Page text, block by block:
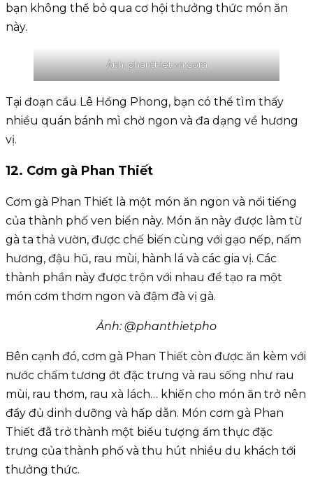
bạn không thể bỏ qua cơ hội thưởng thức món ăn
này.
Ảnh: phanthiet.vn.com
Tại đoạn cầu Lê Hồng Phong, bạn có thể tìm thấy
nhiều quán bánh mì chờ ngon và đa dạng về hương
vị.
12. Cơm gà Phan Thiết
Cơm gà Phan Thiết là một món ăn ngon và nổi tiếng
của thành phố ven biển này. Món ăn này được làm từ
gà ta thả vườn, được chế biến cùng với gạo nếp, nấm
hương, đậu hũ, rau mùi, hành lá và các gia vị. Các
thành phần này được trộn với nhau để tạo ra một
món cơm thơm ngon và đậm đà vị gà.
Ảnh: @phanthietpho
Bên cạnh đó, cơm gà Phan Thiết còn được ăn kèm với
nước chấm tương ớt đặc trưng và rau sống như rau
mùi, rau thơm, rau xà lách… khiến cho món ăn trở nên
đầy đủ dinh dưỡng và hấp dẫn. Món cơm gà Phan
Thiết đã trở thành một biểu tượng ẩm thực đặc
trưng của thành phố và thu hút nhiều du khách tới
thưởng thức.